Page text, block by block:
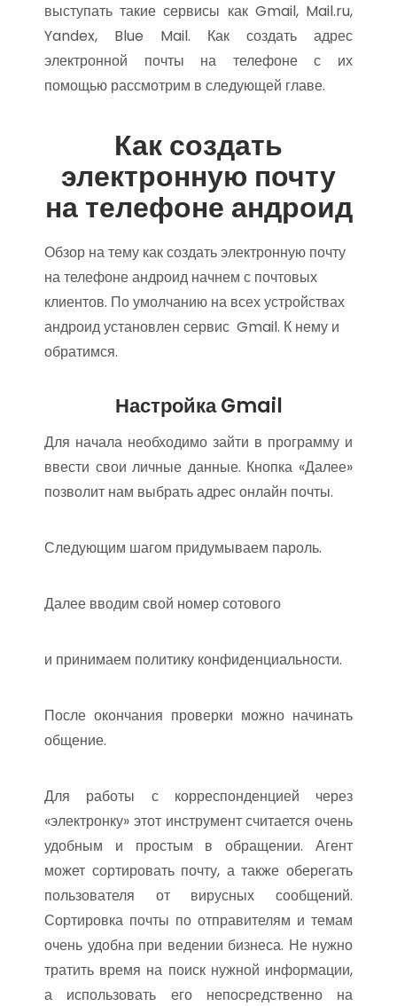
выступать такие сервисы как Gmail, Mail.ru,
Yandex, Blue Mail. Как создать адрес
электронной почты на телефоне с их
помощью рассмотрим в следующей главе.
Как создать
электронную почту
на телефоне андроид
Обзор на тему как создать электронную почту
на телефоне андроид начнем с почтовых
клиентов. По умолчанию на всех устройствах
андроид установлен сервис Gmail. К нему и
обратимся.
Настройка Gmail
Для начала необходимо зайти в программу и
ввести свои личные данные. Кнопка «Далее»
позволит нам выбрать адрес онлайн почты.
Следующим шагом придумываем пароль.
Далее вводим свой номер сотового
и принимаем политику конфиденциальности.
После окончания проверки можно начинать
общение.
Для работы с корреспонденцией через
«электронку» этот инструмент считается очень
удобным и простым в обращении. Агент
может сортировать почту, а также оберегать
пользователя от вирусных сообщений.
Сортировка почты по отправителям и темам
очень удобна при ведении бизнеса. Не нужно
тратить время на поиск нужной информации,
а использовать его непосредственно на